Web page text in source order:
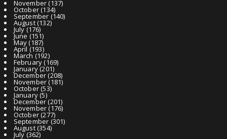
November(137)
October(134)
September (140)
August(132)
July(176)
June(151)
May(187)
April (193)
March (192)
February(169)
January(201)
December(208)
November(181)
October(53)
January(5)
December(201)
November(176)
October(277)
September (301)
August(354)
July(362)